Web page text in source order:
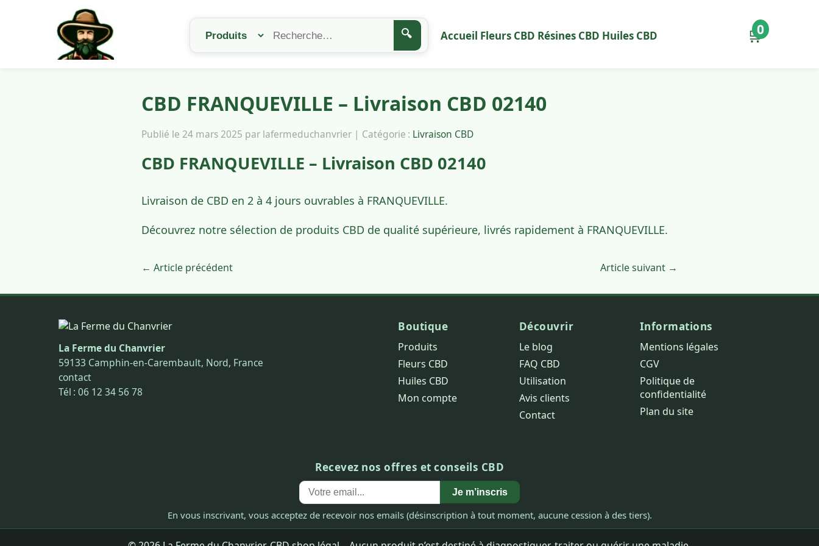
🔍 Accueil Fleurs CBD Résines CBD Huiles CBD 🛒
0
CBD FRANQUEVILLE – Livraison CBD 02140
Publié le 24 mars 2025 par lafermeduchanvrier | Catégorie : Livraison CBD
CBD FRANQUEVILLE – Livraison CBD 02140
Livraison de CBD en 2 à 4 jours ouvrables à FRANQUEVILLE.
Découvrez notre sélection de produits CBD de qualité supérieure, livrés rapidement à FRANQUEVILLE.
← Article précédent Article suivant →
La Ferme du Chanvrier
59133 Camphin-en-Carembault, Nord, France
contact
Tél : 06 12 34 56 78
Boutique
Produits
Fleurs CBD
Huiles CBD
Mon compte
Découvrir
Le blog
FAQ CBD
Utilisation
Avis clients
Contact
Informations
Mentions légales
CGV
Politique de
confidentialité
Plan du site
Recevez nos offres et conseils CBD
Je m’inscris
En vous inscrivant, vous acceptez de recevoir nos emails (désinscription à tout moment, aucune cession à des tiers).